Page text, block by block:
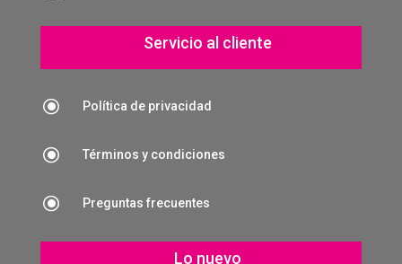
Servicio al cliente
\ Política de privacidad
\ Términos y condiciones
\ Preguntas frecuentes
Lo nuevo